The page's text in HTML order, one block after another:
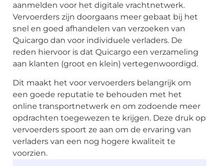
aanmelden voor het digitale vrachtnetwerk.
Vervoerders zijn doorgaans meer gebaat bij het
snel en goed afhandelen van verzoeken van
Quicargo dan voor individuele verladers. De
reden hiervoor is dat Quicargo een verzameling
aan klanten (groot en klein) vertegenwoordigd.
Dit maakt het voor vervoerders belangrijk om
een goede reputatie te behouden met het
online transportnetwerk en om zodoende meer
opdrachten toegewezen te krijgen. Deze druk op
vervoerders spoort ze aan om de ervaring van
verladers van een nog hogere kwaliteit te
voorzien.